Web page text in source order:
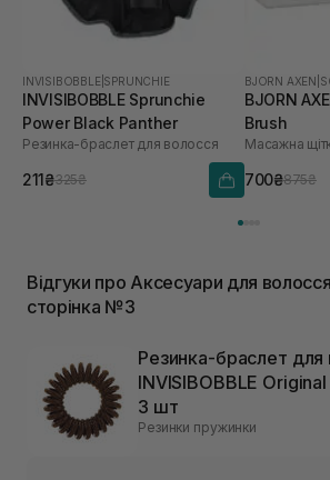
INVISIBOBBLE SPRUNCHIE
INVISIBOBBLE Sprunchie
Power Black Panther
Резинка-браслет для волосся
211₴325₴
BJORN AXEN
BJORN
Brush
700₴875₴
Відгуки про Аксесуари для
сторінка №3
Резинка-браслет для
INVISIBOBBLE
3 шт
Резинки пружинки